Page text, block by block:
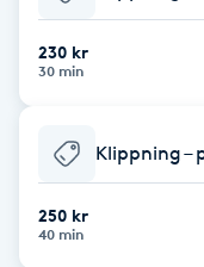
Babylights
Balayage
Barber
230 kr
30 min
Klippning –
250 kr
40 min